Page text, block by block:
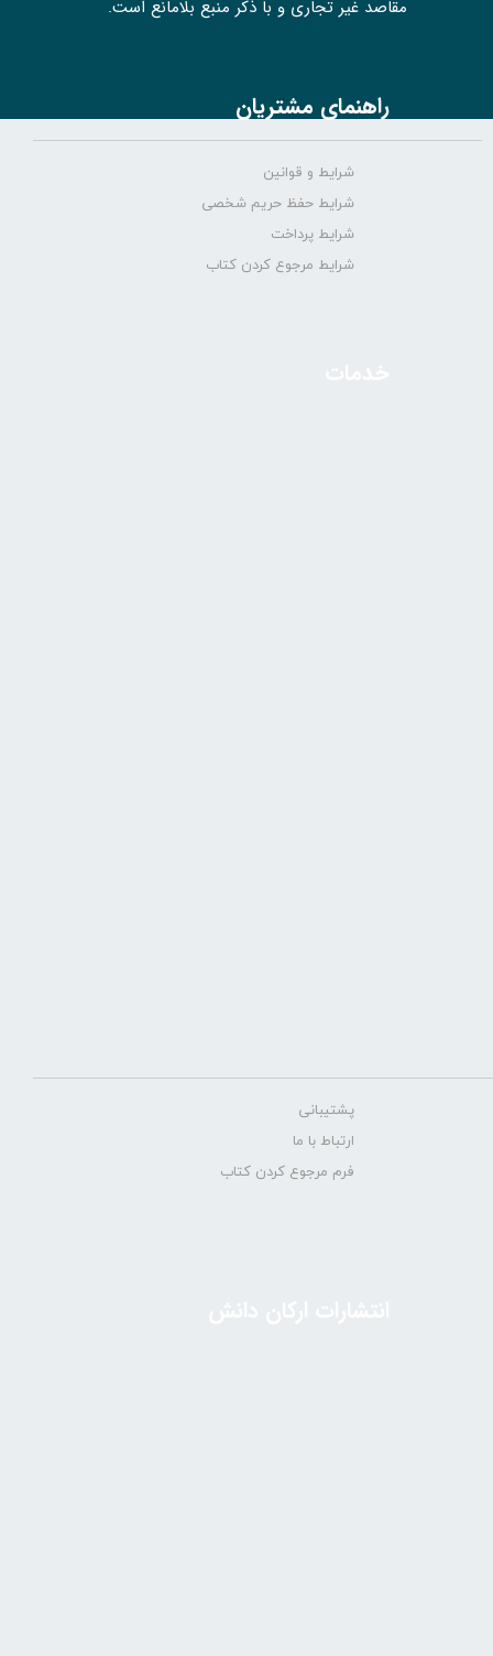
مقاصد غیر تجاری و با ذکر منبع بلامانع است.
راهنمای مشتریان
شرایط و قوانین
شرایط حفظ حریم شخصی
شرایط پرداخت
شرایط مرجوع کردن کتاب
پشتیبانی
ارتباط با ما
فرم مرجوع کردن کتاب